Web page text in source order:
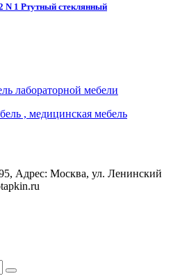
1 Ртутный стеклянный
, медицинская мебель
, Адрес: Москва, ул. Ленинский